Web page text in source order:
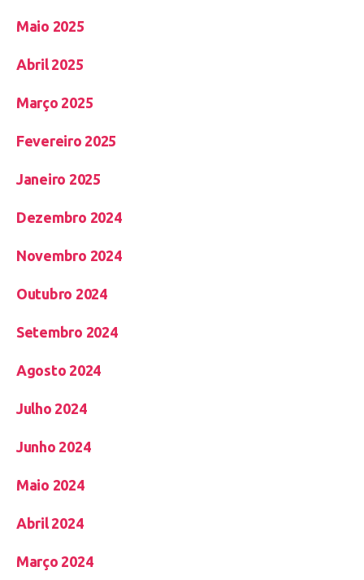
Maio 2025
Abril 2025
Março 2025
Fevereiro 2025
Janeiro 2025
Dezembro 2024
Novembro 2024
Outubro 2024
Setembro 2024
Agosto 2024
Julho 2024
Junho 2024
Maio 2024
Abril 2024
Março 2024